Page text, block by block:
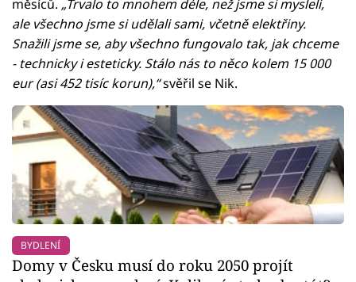
měsíců. „Trvalo to mnohem déle, než jsme si mysleli,
ale všechno jsme si udělali sami, včetně elektřiny.
Snažili jsme se, aby všechno fungovalo tak, jak chceme
- technicky i esteticky. Stálo nás to něco kolem 15 000
eur (asi 452 tisíc korun),“svěřil se Nik.
BYDLENÍ
Domy v Česku musí do roku 2050 projít